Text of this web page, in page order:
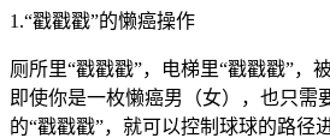
1.“戳戳戳”的懒癌操作
厕所里“戳戳戳”，电梯里“戳戳戳”，
即使你是一枚懒癌男（女），也只需
的“戳戳戳”，就可以控制球球的路径